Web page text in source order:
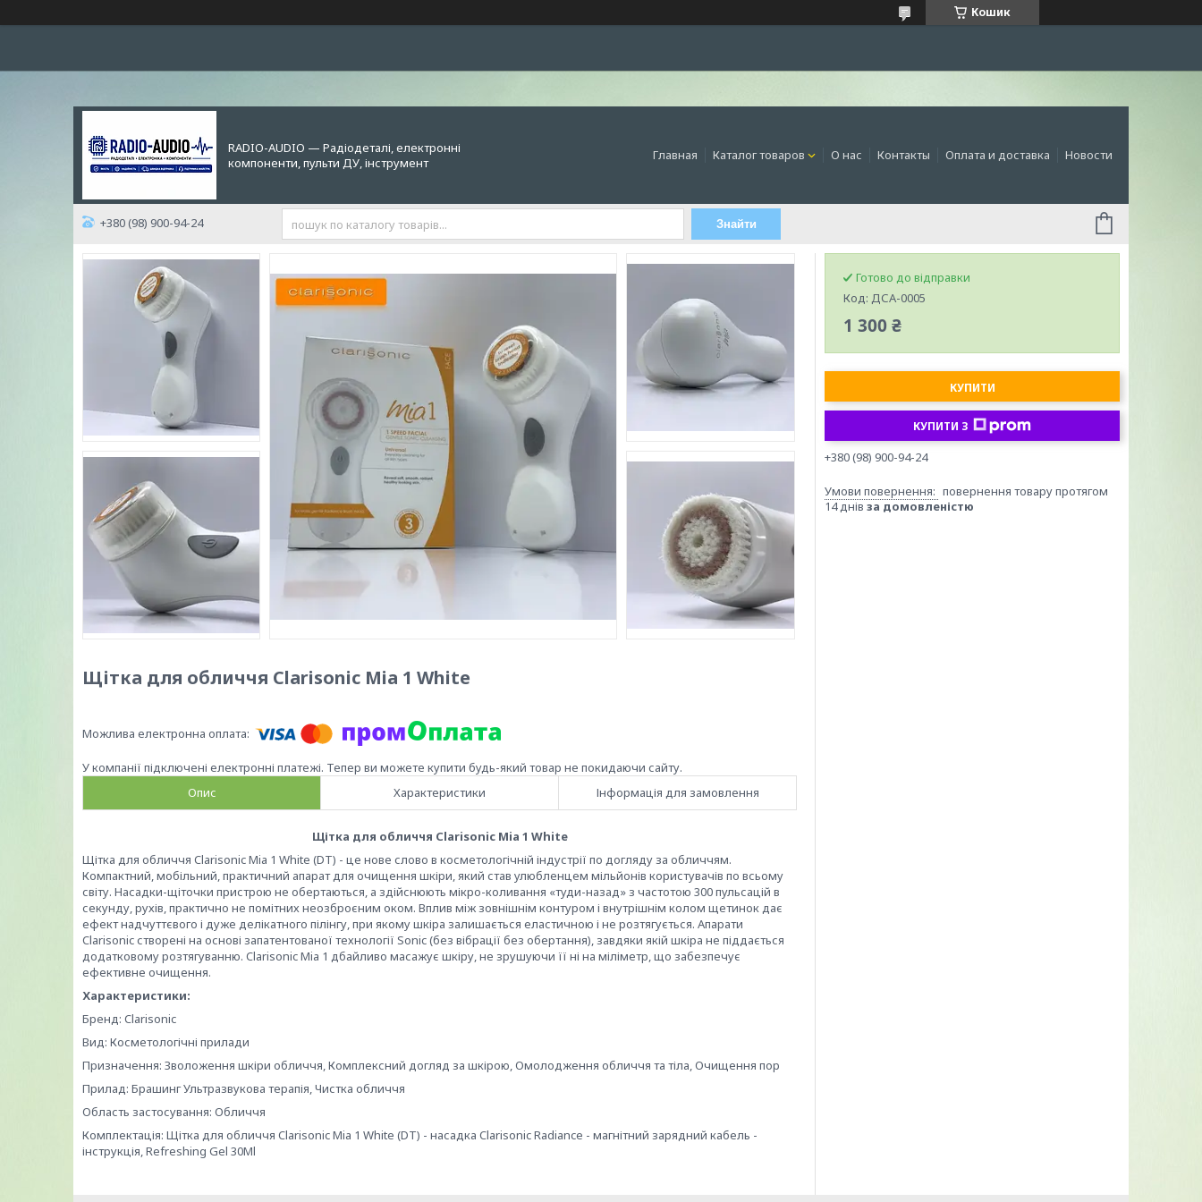
Кошик
RADIO-AUDIO — Радіодеталі, електронні
компоненти, пульти ДУ, інструмент
Главная Каталог товаров О нас Контакты Оплата и доставка Новости
+380 (98) 900-94-24 Знайти
Щітка для обличчя Clarisonic Mia 1 White
У компанії підключені електронні платежі. Тепер ви можете купити будь-який товар не покидаючи сайту.
Опис
Характеристики Інформація для замовлення
Щітка для обличчя Clarisonic Mia 1 White
Щітка для обличчя Clarisonic Mia 1 White (DT) - це нове слово в косметологічній індустрії по догляду за обличчям.
Компактний, мобільний, практичний апарат для очищення шкіри, який став улюбленцем мільйонів користувачів по всьому
світу. Насадки-щіточки пристрою не обертаються, а здійснюють мікро-коливання «туди-назад» з частотою 300 пульсацій в
секунду, рухів, практично не помітних неозброєним оком. Вплив між зовнішнім контуром і внутрішнім колом щетинок дає
ефект надчуттєвого і дуже делікатного пілінгу, при якому шкіра залишається еластичною і не розтягується. Апарати
Clarisonic створені на основі запатентованої технології Sonic (без вібрації без обертання), завдяки якій шкіра не піддається
додатковому розтягуванню. Clarisonic Mia 1 дбайливо масажує шкіру, не зрушуючи її ні на міліметр, що забезпечує
ефективне очищення.
Характеристики:
Бренд: Clarisonic
Вид: Косметологічні прилади
Призначення: Зволоження шкіри обличчя, Комплексний догляд за шкірою, Омолодження обличчя та тіла, Очищення пор
Прилад: Брашинг Ультразвукова терапія, Чистка обличчя
Область застосування: Обличчя
Комплектація: Щітка для обличчя Clarisonic Mia 1 White (DT) - насадка Clarisonic Radiance - магнітний зарядний кабель -
інструкція, Refreshing Gel 30Ml
Готово до відправки
Код: ДСА-0005
1 300 ₴
КУПИТИ
КУПИТИ З
+380 (98) 900-94-24
повернення товару протягом
14 днів за домовленістю